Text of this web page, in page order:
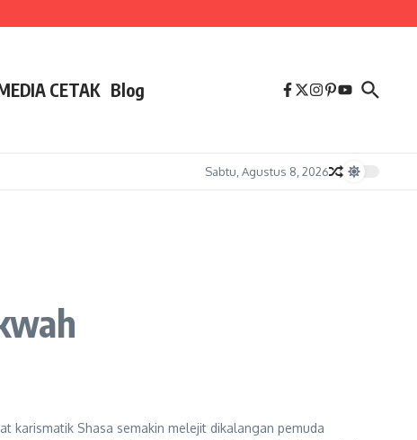
CETAK Blog
Sabtu, Agustus 8, 2026
karismatik Shasa semakin melejit dikalangan pemuda